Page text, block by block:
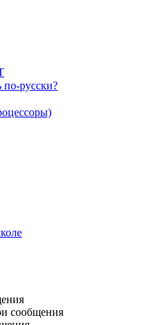
русски?
сообщения